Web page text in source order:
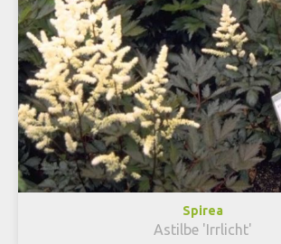
Spirea
Astilbe 'Irrlicht'